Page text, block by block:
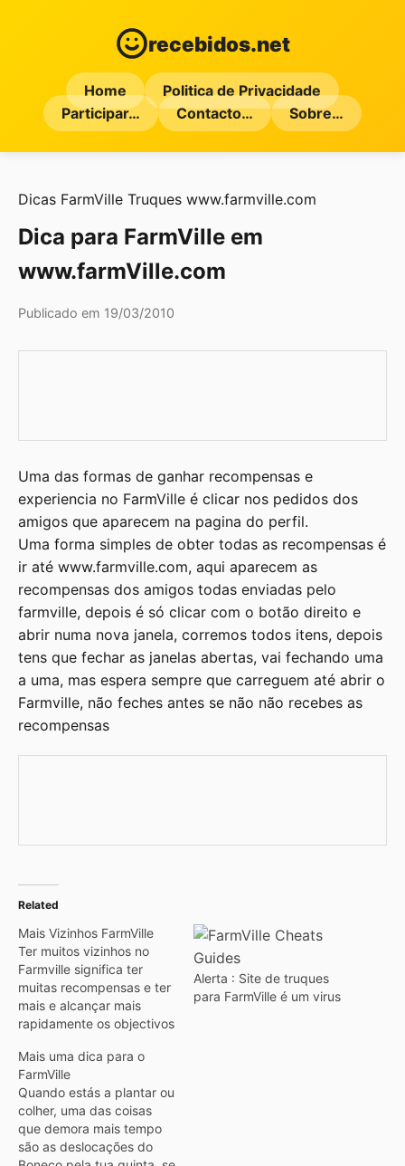
recebidos.net
Home
Politica de Privacidade
Participar…
Contacto… Sobre…
Dicas FarmVille Truques www.farmville.com
Dica para FarmVille em
www.farmVille.com
Publicado em 19/03/2010
Uma das formas de ganhar recompensas e
experiencia no FarmVille é clicar nos pedidos dos
amigos que aparecem na pagina do perfil.
Uma forma simples de obter todas as recompensas é
ir até www.farmville.com, aqui aparecem as
recompensas dos amigos todas enviadas pelo
farmville, depois é só clicar com o botão direito e
abrir numa nova janela, corremos todos itens, depois
tens que fechar as janelas abertas, vai fechando uma
a uma, mas espera sempre que carreguem até abrir o
Farmville, não feches antes se não não recebes as
recompensas
Related
Mais Vizinhos FarmVille
Ter muitos vizinhos no
Farmville significa ter
muitas recompensas e ter
mais e alcançar mais
rapidamente os objectivos
a alguns itens. A forma
mais rápida de adicionar
muitos vizinhos de
conseguir ter muitos
vizinhos rapidamente no
FarmVille é visitar o fórum
Alerta : Site de truques
para FarmVille é um virus
Mais uma dica para o
FarmVille
Quando estás a plantar ou
colher, uma das coisas
que demora mais tempo
são as deslocações do